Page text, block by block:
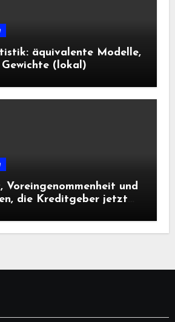
äquivalente Modelle,
(lokal)
Voreingenommenheit und
die Kreditgeber jetzt